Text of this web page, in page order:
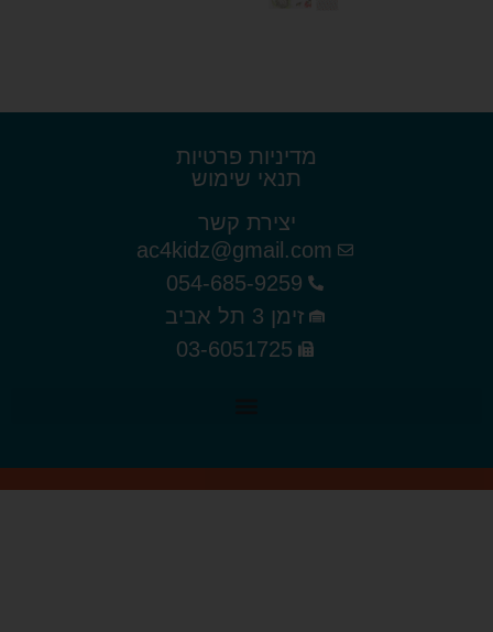
מדיניות פרטיות
תנאי שימוש
יצירת קשר
ac4kidz@gmail.com
054-685-9259
03-6051725